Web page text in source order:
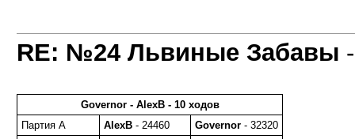
RE: №24 Львиные Забавы
Governor - AlexB - 10 ходов
Партия A
AlexB - 24460 Governor - 32320